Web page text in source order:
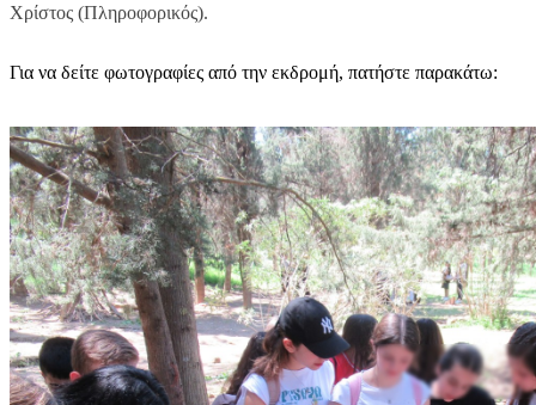
Χρίστος (Πληροφορικός).
Για να δείτε φωτογραφίες από την εκδρομή, πατήστε παρακάτω: